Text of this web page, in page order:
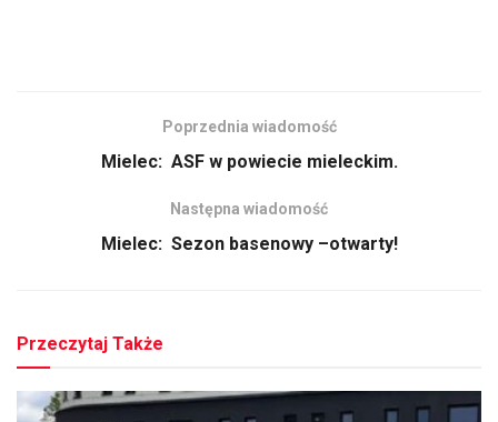
Poprzednia wiadomość
Mielec: ASF w powiecie mieleckim.
Następna wiadomość
Mielec: Sezon basenowy –otwarty!
Przeczytaj Także